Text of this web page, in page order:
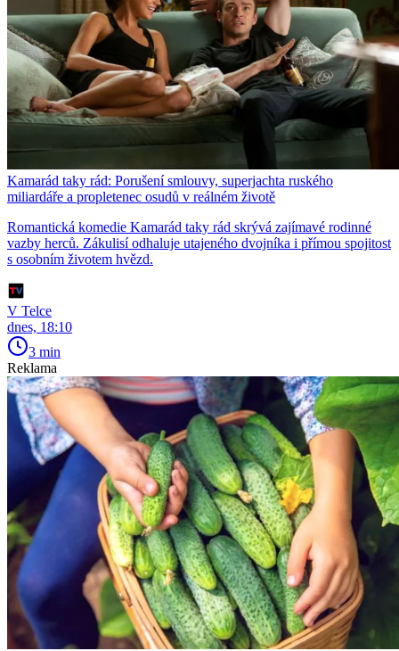
Kamarád taky rád: Porušení smlouvy, superjachta ruského
miliardáře a propletenec osudů v reálném životě
Romantická komedie Kamarád taky rád skrývá zajímavé rodinné
vazby herců. Zákulisí odhaluje utajeného dvojníka i přímou spojitost
s osobním životem hvězd.
V Telce
dnes, 18:10
3 min
Reklama